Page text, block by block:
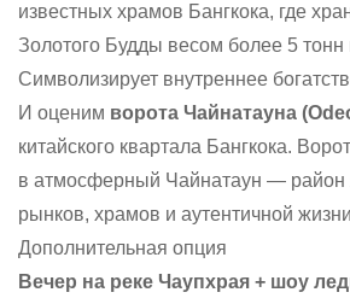
известных храмов Бангкока, где
Золотого Будды весом более 5 тонн
Символизирует внутреннее
И оценим ворота Чайнатауна
китайского квартала Бангкока.
в атмосферный Чайнатаун — район
рынков, храмов и аутентичной
Дополнительная опция
Вечер на реке Чаупхрая + шоу